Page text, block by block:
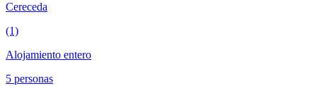
Cereceda
(1)
Alojamiento entero
5 personas